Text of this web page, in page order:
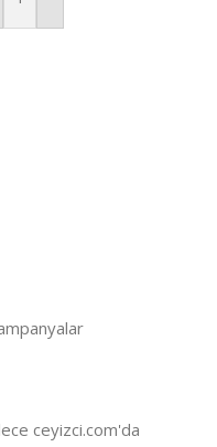
Sepete Ekle
ceyizci.com'da